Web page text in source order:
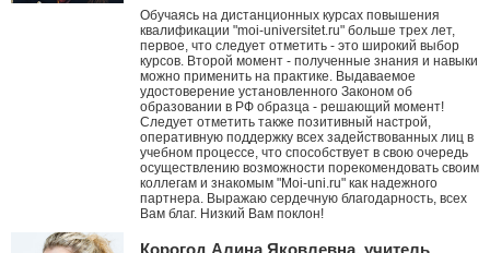
Обучаясь на дистанционных курсах повышения
квалификации "moi-universitet.ru" больше трех лет,
первое, что следует отметить - это широкий выбор
курсов. Второй момент - полученные знания и навыки
можно применить на практике. Выдаваемое
удостоверение установленного Законом об
образовании в РФ образца - решающий момент!
Следует отметить также позитивный настрой,
оперативную поддержку всех задействованных лиц в
учебном процессе, что способствует в свою очередь
осуществлению возможности порекомендовать своим
коллегам и знакомым "Moi-uni.ru" как надежного
партнера. Выражаю сердечную благодарность, всех
Вам благ. Низкий Вам поклон!